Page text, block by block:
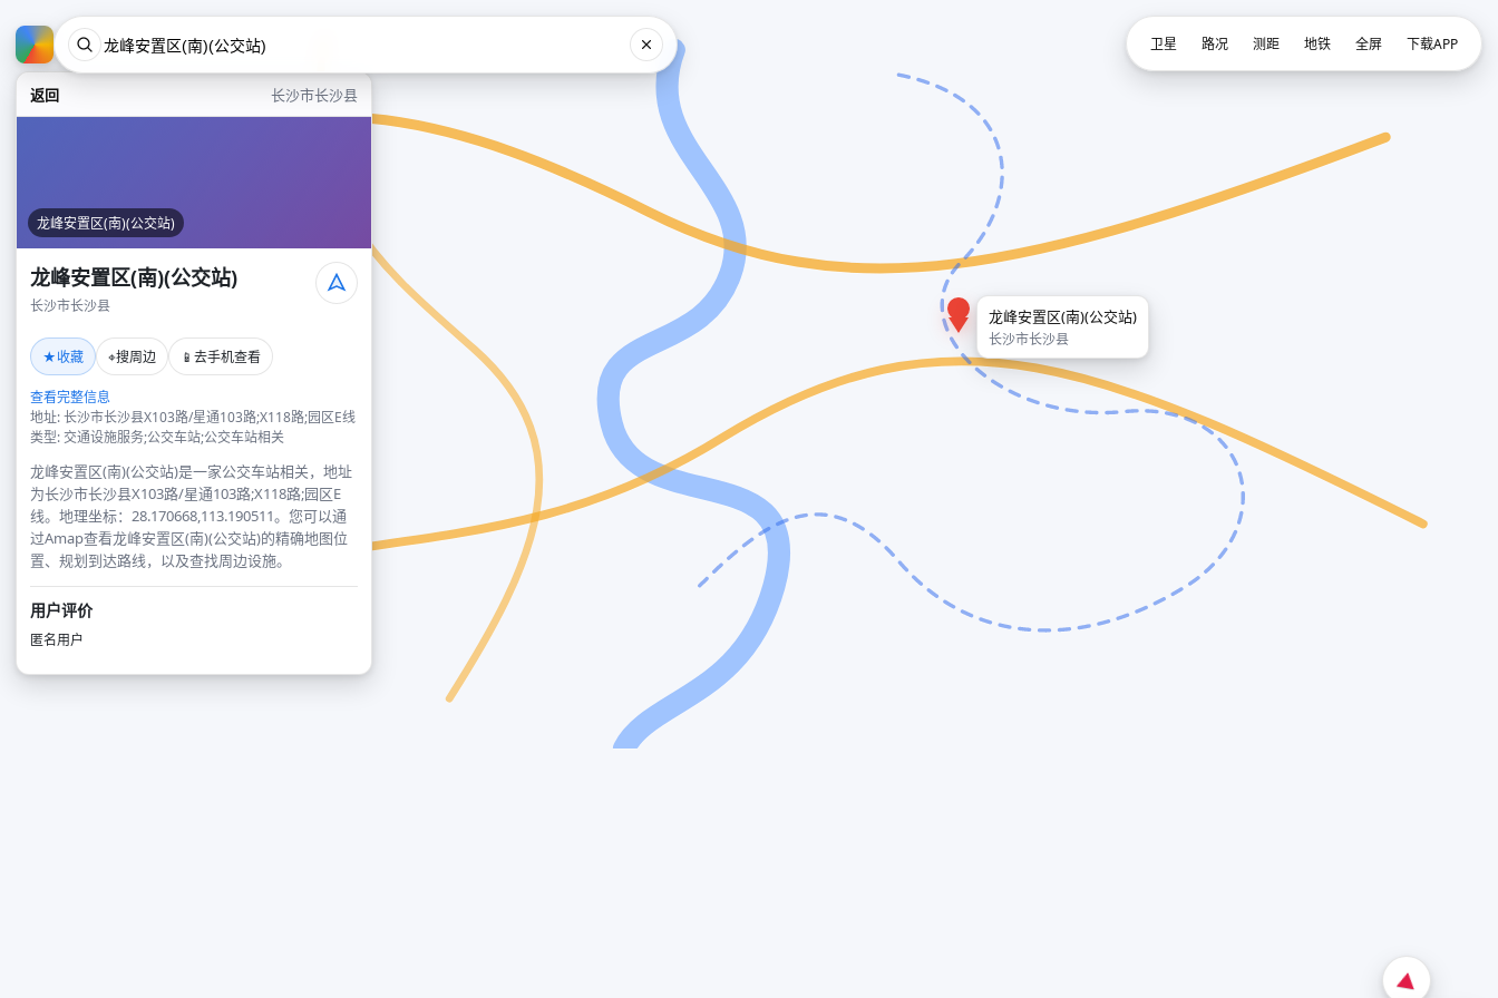
返回 长沙市长沙县
龙峰安置区(南)(公交站)
龙峰安置区(南)(公交站)
长沙市长沙县
★收藏 ⌖搜周边 📱 去手机查看
查看完整信息
地址: 长沙市长沙县X103路/星通103路;X118路;园区E线
类型: 交通设施服务;公交车站;公交车站相关
龙峰安置区(南)(公交站)是一家公交车站相关，地址
为长沙市长沙县X103路/星通103路;X118路;园区E
线。地理坐标：28.170668,113.190511。您可以通
过Amap查看龙峰安置区(南)(公交站)的精确地图位
置、规划到达路线，以及查找周边设施。
用户评价
匿名用户
龙峰安置区(南)(公交站)
长沙市长沙县
卫星 路况 测距 地铁 全屏 下载APP